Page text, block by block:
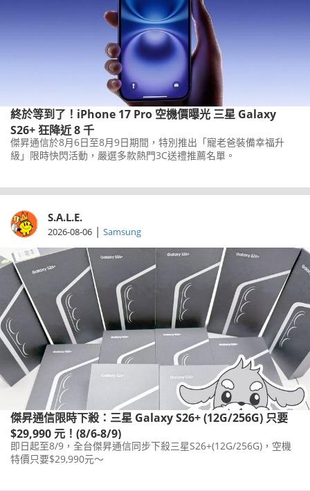
終於等到了！iPhone 17 Pro 空機價曝光 三星 Galaxy
S26+ 狂降近 8 千
傑昇通信於8月6日至8月9日期間，特別推出「寵老爸裝備幸福升
級」限時快閃活動，嚴選多款熱門3C送禮推薦名單。
S.A.L.E.
2026-08-06 | Samsung
傑昇通信限時下殺：三星 Galaxy S26+ (12G/256G) 只要
$29,990 元！(8/6-8/9)
即日起至8/9，全台傑昇通信同步下殺三星S26+(12G/256G)，空機
特價只要$29,990元～